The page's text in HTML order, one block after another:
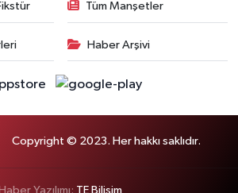
Tüm Manşetler
Haber Arşivi
Copyright © 2023. Her hakkı saklıdır.
Haber Yazılımı: TE Bilişim